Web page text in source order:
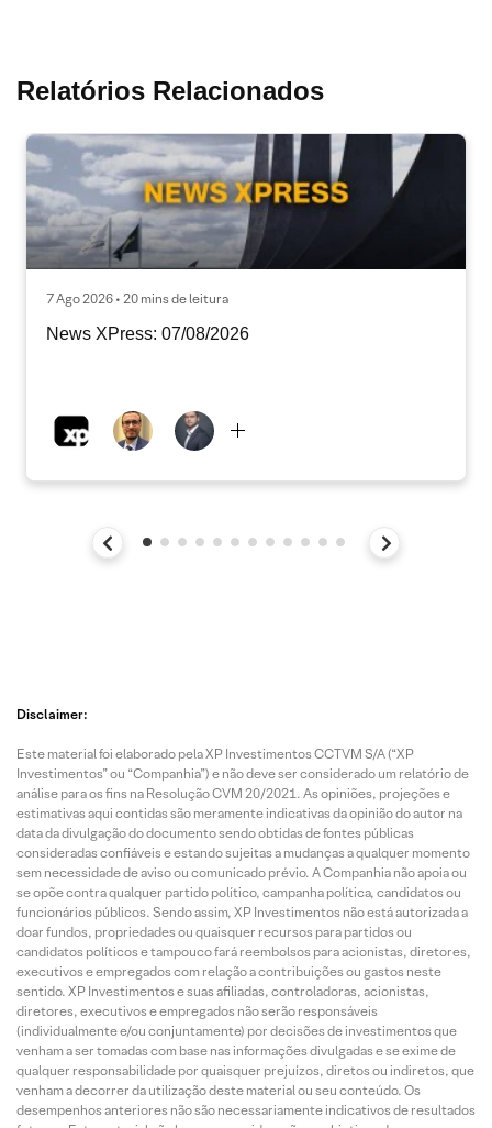
Relatórios Relacionados
7 Ago 2026 • 20 mins de leitura
News XPress: 07/08/2026
Disclaimer:
Este material foi elaborado pela XP Investimentos CCTVM S/A (“XP
Investimentos” ou “Companhia”) e não deve ser considerado um relatório de
análise para os fins na Resolução CVM 20/2021. As opiniões, projeções e
estimativas aqui contidas são meramente indicativas da opinião do autor na
data da divulgação do documento sendo obtidas de fontes públicas
consideradas confiáveis e estando sujeitas a mudanças a qualquer momento
sem necessidade de aviso ou comunicado prévio. A Companhia não apoia ou
se opõe contra qualquer partido político, campanha política, candidatos ou
funcionários públicos. Sendo assim, XP Investimentos não está autorizada a
doar fundos, propriedades ou quaisquer recursos para partidos ou
candidatos políticos e tampouco fará reembolsos para acionistas, diretores,
executivos e empregados com relação a contribuições ou gastos neste
sentido. XP Investimentos e suas afiliadas, controladoras, acionistas,
diretores, executivos e empregados não serão responsáveis
(individualmente e/ou conjuntamente) por decisões de investimentos que
venham a ser tomadas com base nas informações divulgadas e se exime de
qualquer responsabilidade por quaisquer prejuízos, diretos ou indiretos, que
venham a decorrer da utilização deste material ou seu conteúdo. Os
desempenhos anteriores não são necessariamente indicativos de resultados